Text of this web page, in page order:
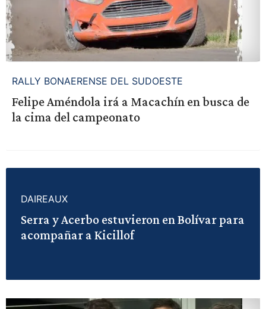
RALLY BONAERENSE DEL SUDOESTE
Felipe Améndola irá a Macachín en busca de
la cima del campeonato
DAIREAUX
Serra y Acerbo estuvieron en Bolívar para
acompañar a Kicillof